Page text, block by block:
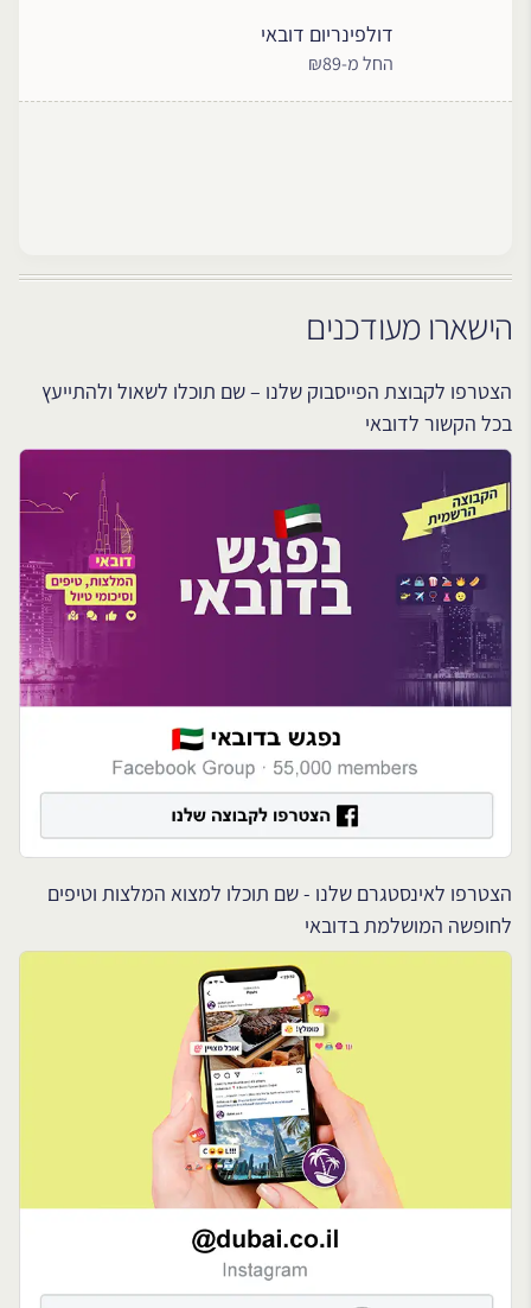
דולפינריום דובאי
החל מ-₪89
הישארו מעודכנים
הצטרפו לקבוצת הפייסבוק שלנו – שם תוכלו לשאול ולהתייעץ
בכל הקשור לדובאי
הצטרפו לאינסטגרם שלנו - שם תוכלו למצוא המלצות וטיפים
לחופשה המושלמת בדובאי